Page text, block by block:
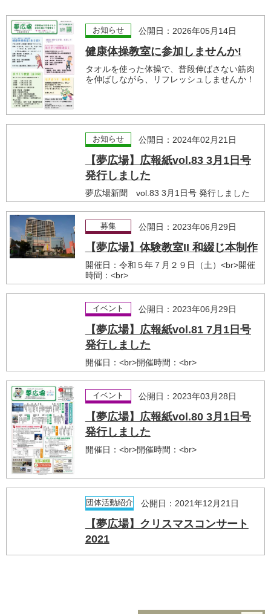
お知らせ 公開日：2026年05月14日
健康体操教室に参加しませんか!
タオルを使った体操で、普段伸ばさない筋肉
を伸ばしながら、リフレッシュしませんか！
お知らせ 公開日：2024年02月21日
【夢広場】広報紙vol.83 3月1日号
発行しました
夢広場新聞 vol.83 3月1日号 発行しました
募集 公開日：2023年06月29日
【夢広場】体験教室II 和綴じ本制作
開催日：令和５年７月２９日（土）<br>開催
時間：<br>
イベント 公開日：2023年06月29日
【夢広場】広報紙vol.81 7月1日号
発行しました
開催日：<br>開催時間：<br>
イベント 公開日：2023年03月28日
【夢広場】広報紙vol.80 3月1日号
発行しました
開催日：<br>開催時間：<br>
団体活動紹介 公開日：2021年12月21日
【夢広場】クリスマスコンサート
2021